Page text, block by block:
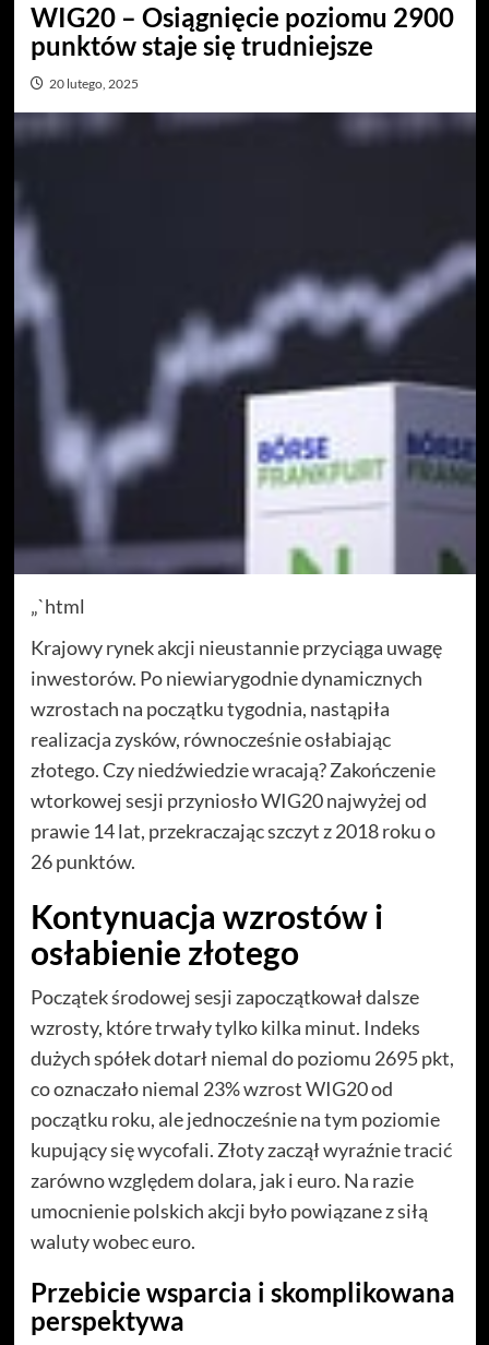
WIG20 – Osiągnięcie poziomu 2900
punktów staje się trudniejsze
20 lutego, 2025
„`html
Krajowy rynek akcji nieustannie przyciąga uwagę
inwestorów. Po niewiarygodnie dynamicznych
wzrostach na początku tygodnia, nastąpiła
realizacja zysków, równocześnie osłabiając
złotego. Czy niedźwiedzie wracają? Zakończenie
wtorkowej sesji przyniosło WIG20 najwyżej od
prawie 14 lat, przekraczając szczyt z 2018 roku o
26 punktów.
Kontynuacja wzrostów i
osłabienie złotego
Początek środowej sesji zapoczątkował dalsze
wzrosty, które trwały tylko kilka minut. Indeks
dużych spółek dotarł niemal do poziomu 2695 pkt,
co oznaczało niemal 23% wzrost WIG20 od
początku roku, ale jednocześnie na tym poziomie
kupujący się wycofali. Złoty zaczął wyraźnie tracić
zarówno względem dolara, jak i euro. Na razie
umocnienie polskich akcji było powiązane z siłą
waluty wobec euro.
Przebicie wsparcia i skomplikowana
perspektywa